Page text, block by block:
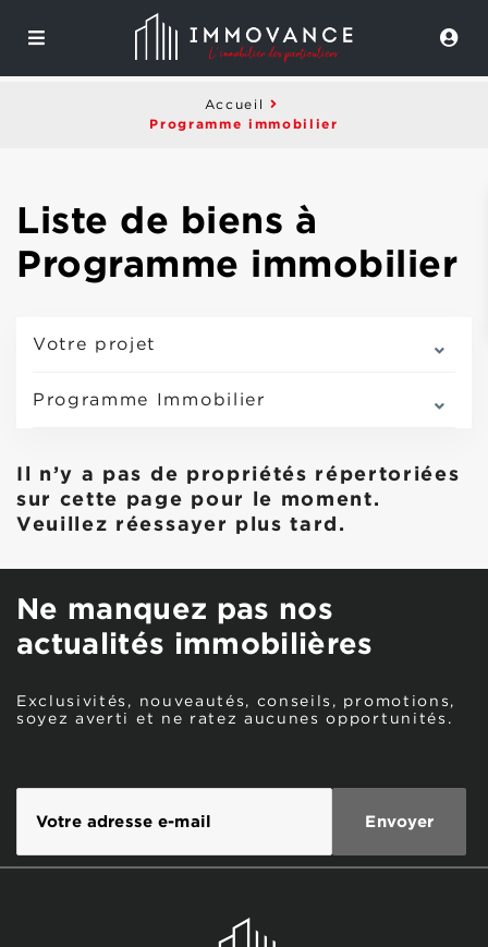
Accueil
Programme immobilier
Liste de biens à
Programme immobilier
Votre projet
Programme Immobilier
Il n’y a pas de propriétés répertoriées
sur cette page pour le moment.
Veuillez réessayer plus tard.
Ne manquez pas nos
actualités immobilières
Exclusivités, nouveautés, conseils, promotions,
soyez averti et ne ratez aucunes opportunités.